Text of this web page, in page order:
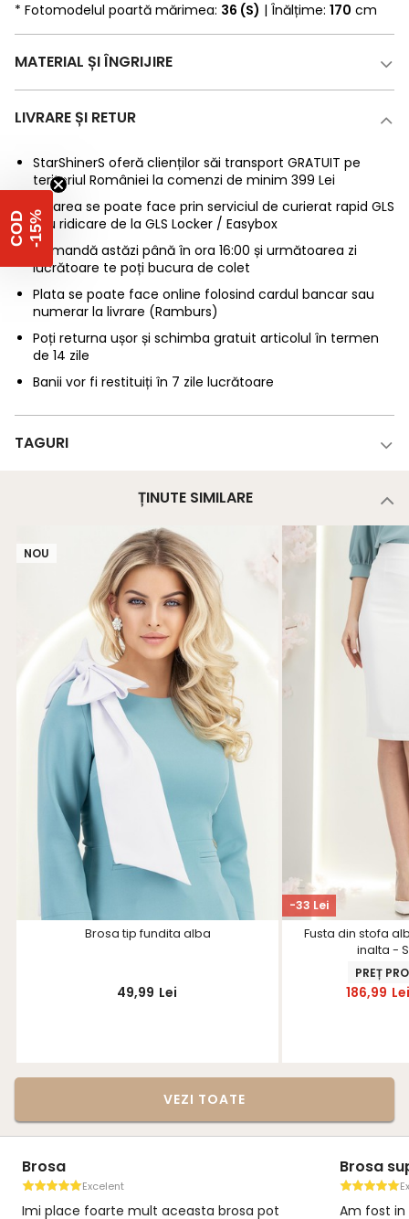
* Fotomodelul poartă mărimea: 36 (S) | Înălțime: 170 cm
MATERIAL ȘI ÎNGRIJIRE
LIVRARE ȘI RETUR
StarShinerS oferă clienților săi transport GRATUIT pe
teritoriul României la comenzi de minim 399 Lei
Livrarea se poate face prin serviciul de curierat rapid GLS
sau ridicare de la GLS Locker / Easybox
Comandă astăzi până în ora 16:00 și următoarea zi
lucrătoare te poți bucura de colet
Plata se poate face online folosind cardul bancar sau
numerar la livrare (Ramburs)
Poți returna ușor și schimba gratuit articolul în termen
de 14 zile
Banii vor fi restituiți în 7 zile lucrătoare
TAGURI
ȚINUTE SIMILARE
NOU
Brosa tip fundita alba
49,99 Lei
-33 Lei
Fusta din stofa
inalta -
PREȚ
186,99
VEZI TOATE
Brosa
Excelent
Imi place foarte mult aceasta brosa pot
Brosa
Am fost
C
O
D
-
1
5 %